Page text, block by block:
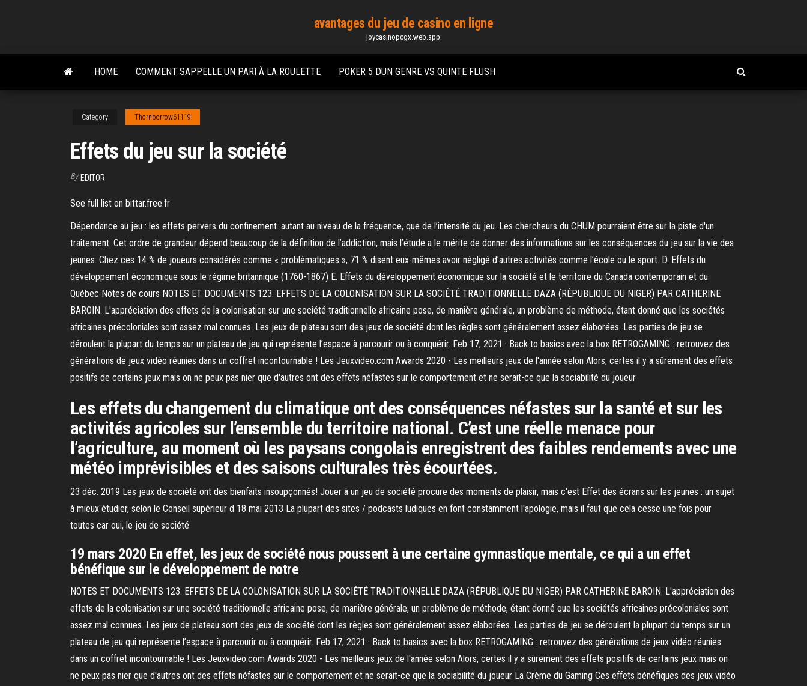
content
avantages du jeu de casino en ligne
joycasinopcgx.web.app
HOME COMMENT SAPPELLE UN PARI À LA ROULETTE POKER 5 DUN GENRE VS QUINTE FLUSH
Category Thornborrow61119
Effets du jeu sur la société
By EDITOR
See full list on bittar.free.fr
Dépendance au jeu : les effets pervers du confinement. autant au niveau de la fréquence, que de l’intensité du jeu. Les chercheurs du CHUM pourraient être sur la piste d'un
traitement. Cet ordre de grandeur dépend beaucoup de la définition de l’addiction, mais l’étude a le mérite de donner des informations sur les conséquences du jeu sur la vie des
jeunes. Chez ces 14 % de joueurs considérés comme « problématiques », 71 % disent eux-mêmes avoir négligé d’autres activités comme l’école ou le sport. D. Effets du
développement économique sous le régime britannique (1760-1867) E. Effets du développement économique sur la société et le territoire du Canada contemporain et du
Québec Notes de cours NOTES ET DOCUMENTS 123. EFFETS DE LA COLONISATION SUR LA SOCIÉTÉ TRADITIONNELLE DAZA (RÉPUBLIQUE DU NIGER) PAR CATHERINE
BAROIN. L'appréciation des effets de la colonisation sur une société traditionnelle africaine pose, de manière générale, un problème de méthode, étant donné que les sociétés
africaines précoloniales sont assez mal connues. Les jeux de plateau sont des jeux de société dont les règles sont généralement assez élaborées. Les parties de jeu se
déroulent la plupart du temps sur un plateau de jeu qui représente l’espace à parcourir ou à conquérir. Feb 17, 2021 · Back to basics avec la box RETROGAMING : retrouvez des
générations de jeux vidéo réunies dans un coffret incontournable ! Les Jeuxvideo.com Awards 2020 - Les meilleurs jeux de l'année selon Alors, certes il y a sûrement des effets
positifs de certains jeux mais on ne peux pas nier que d'autres ont des effets néfastes sur le comportement et ne serait-ce que la sociabilité du joueur
Les effets du changement du climatique ont des conséquences néfastes sur la santé et sur les
activités agricoles sur l’ensemble du territoire national. C’est une réelle menace pour
l’agriculture, au moment où les paysans congolais enregistrent des faibles rendements avec une
météo imprévisibles et des saisons culturales très écourtées.
23 déc. 2019 Les jeux de société ont des bienfaits insoupçonnés! Jouer à un jeu de société procure des moments de plaisir, mais c'est Effet des écrans sur les jeunes : un sujet
à mieux étudier, selon le Conseil supérieur d 18 mai 2013 La plupart des sites / podcasts ludiques en font constamment l'apologie, mais il faut que cela cesse une fois pour
toutes car oui, le jeu de société
19 mars 2020 En effet, les jeux de société nous poussent à une certaine gymnastique mentale, ce qui a un effet
bénéfique sur le développement de notre
NOTES ET DOCUMENTS 123. EFFETS DE LA COLONISATION SUR LA SOCIÉTÉ TRADITIONNELLE DAZA (RÉPUBLIQUE DU NIGER) PAR CATHERINE BAROIN. L'appréciation des
effets de la colonisation sur une société traditionnelle africaine pose, de manière générale, un problème de méthode, étant donné que les sociétés africaines précoloniales sont
assez mal connues. Les jeux de plateau sont des jeux de société dont les règles sont généralement assez élaborées. Les parties de jeu se déroulent la plupart du temps sur un
plateau de jeu qui représente l’espace à parcourir ou à conquérir. Feb 17, 2021 · Back to basics avec la box RETROGAMING : retrouvez des générations de jeux vidéo réunies
dans un coffret incontournable ! Les Jeuxvideo.com Awards 2020 - Les meilleurs jeux de l'année selon Alors, certes il y a sûrement des effets positifs de certains jeux mais on
ne peux pas nier que d'autres ont des effets néfastes sur le comportement et ne serait-ce que la sociabilité du joueur La Crème du Gaming Ces effets bénéfiques des jeux vidéo